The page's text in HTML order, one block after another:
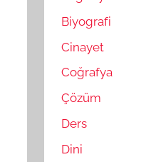
Biyografi
Cinayet
Coğrafya
Çözüm
Ders
Dini